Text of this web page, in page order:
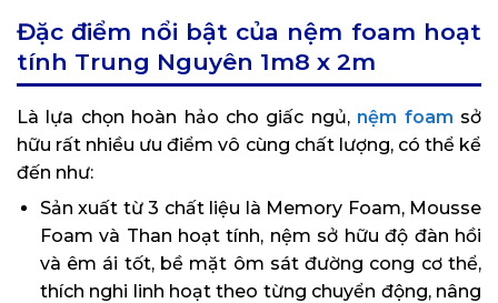
Đặc điểm nổi bật của nệm foam hoạt
tính Trung Nguyên 1m8 x 2m
Là lựa chọn hoàn hảo cho giấc ngủ, nệm foam sở
hữu rất nhiều ưu điểm vô cùng chất lượng, có thể kể
đến như:
Sản xuất từ 3 chất liệu là Memory Foam, Mousse
Foam và Than hoạt tính, nệm sở hữu độ đàn hồi
và êm ái tốt, bề mặt ôm sát đường cong cơ thể,
thích nghi linh hoạt theo từng chuyển động, nâng